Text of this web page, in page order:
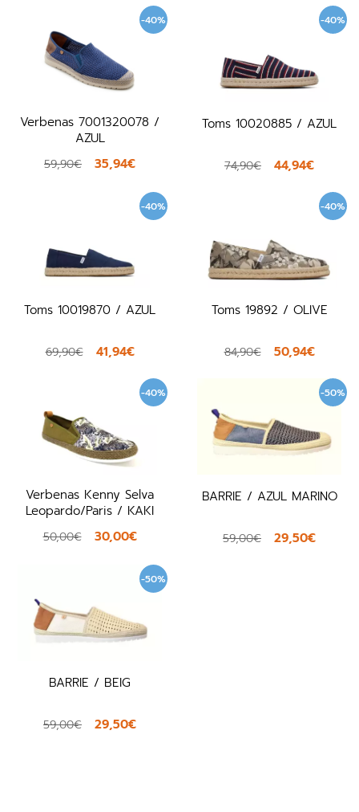
-40%
Verbenas 7001320078 /
AZUL
59,90€ 35,94€
-40%
Toms 10020885 / AZUL
74,90€ 44,94€
-40%
Toms 10019870 / AZUL
69,90€ 41,94€
-40%
Toms 19892 / OLIVE
84,90€ 50,94€
-40%
Verbenas Kenny Selva
Leopardo/Paris / KAKI
50,00€ 30,00€
-50%
BARRIE / AZUL MARINO
59,00€ 29,50€
-50%
BARRIE / BEIG
59,00€ 29,50€